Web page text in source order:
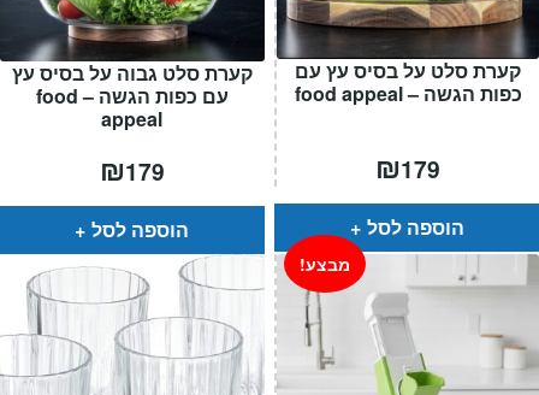
קערת סלט גבוה על בסיס עץ
עם כפות הגשה – food
appeal
₪179
הוספה לסל
קערת סלט על בסיס עץ עם
כפות הגשה – food appeal
₪179
הוספה לסל
מבצע!